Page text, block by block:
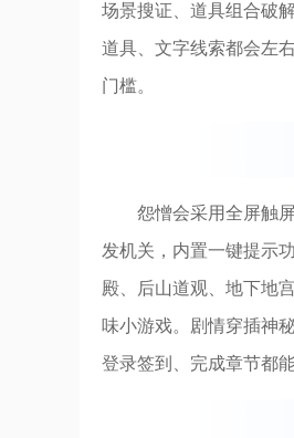
场景搜证、道具组合破
道具、文字线索都会左
门槛。
怨憎会采用全屏触
发机关，内置一键提示
殿、后山道观、地下地
味小游戏。剧情穿插神
登录签到、完成章节都